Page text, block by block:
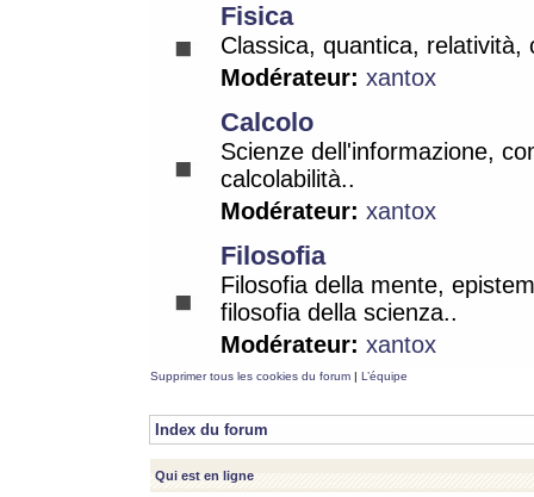
Fisica
Classica, quantica, relatività,
Modérateur: xantox
Calcolo
Scienze dell'informazione,
calcolabilità..
Modérateur: xantox
Filosofia
Filosofia della mente,
filosofia della scienza..
Modérateur: xantox
Supprimer tous les cookies du forum | L’équipe
Index du forum
Qui est en ligne